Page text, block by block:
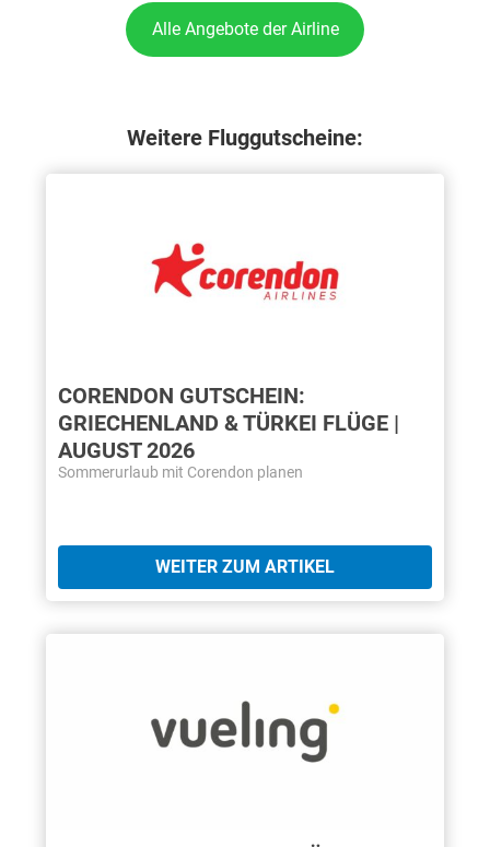
Alle Angebote der Airline
Weitere Fluggutscheine:
CORENDON GUTSCHEIN:
GRIECHENLAND & TÜRKEI FLÜGE |
AUGUST 2026
Sommerurlaub mit Corendon planen
WEITER ZUM ARTIKEL